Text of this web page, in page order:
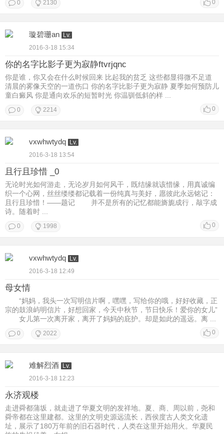
0
0 2130
璇碧珊an
Lv.
2016-3-18 15:34
你的名字比影子更为寂静ftvrjqnc
你是谁，你又会在什么时候回来 比起我的贫乏 这些都显得微不足道
清晨的雾像天空的一道伤口 你的名字比影子更为寂静 夏季如何预防儿
童白癜风 你是通向欢乐的短暂时光 你温驯低斜的样 ...
0
0 2214
vxwhwtydq
Lv.
2016-3-18 13:54
且行且珍惜 _0
无论时光如何游走，无论岁月如何风干，既结缘就该惜缘，用真诚编
织一个心网，丝丝缕缕都记载着一份纯真与美好，愿彼此永远铭记：
且行且珍惜！——题记 并不是所有的记忆都能旖旎成行，敲字成
诗。随着时 ...
0
0 1998
vxwhwtydq
Lv.
2016-3-18 12:49
母女情
“妈妈，我头一次写明信片啊，嘿嘿，写给你的哦，好好收藏，正
宗的鼓浪屿明信片，好想回家，今天中秋节，节日快乐！爱你的女儿”
女儿第一次离开家，离开了妈妈的庇护。却是如此的遥远。离 ...
0
0 2022
难解烈酒
Lv.
2016-3-18 12:23
永济观楼
走进舜都蒲坂，就走进了华夏文明的发祥地。夏、商、周以前，尧和
舜帝都在这里建都。这里的文明史源远流长，西侯度古人类文化遗
址，展示了180万年前的旧石器时代，人类在这里开始用火。华夏民